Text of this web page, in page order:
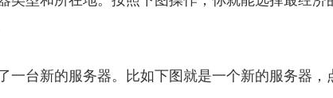
一台新的服务器。比如下图就是一个新的服务器，